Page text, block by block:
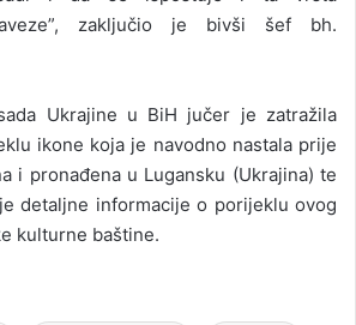
zaključio je bivši šef bh.
Ukrajine u BiH jučer je zatražila
ikone koja je navodno nastala prije
i pronađena u Lugansku (Ukrajina) te
detaljne informacije o porijeklu ovog
kulturne baštine.